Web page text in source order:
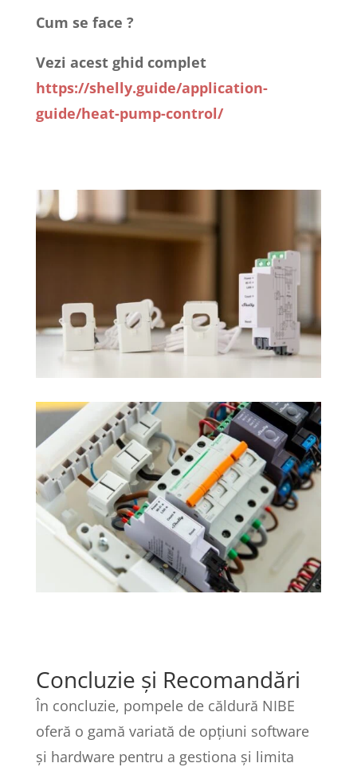
Cum se face ?
Vezi acest ghid complet
https://shelly.guide/application-
guide/heat-pump-control/
Concluzie și Recomandări
În concluzie, pompele de căldură NIBE
oferă o gamă variată de opțiuni software
și hardware pentru a gestiona și limita